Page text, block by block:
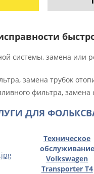
системы, замена или
замена трубок
фильтра, замена
ДЛЯ
Техническое
обслуживание
Volkswagen
Transporter T4